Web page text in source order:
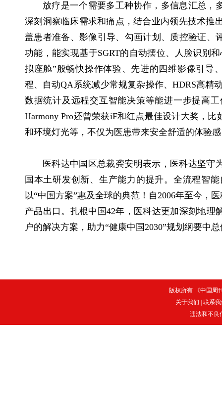
放疗是一个需要多工种协作，多信息汇总，
深刻洞察临床需求和痛点，结合业内领先技术推
盖患者准备、影像引导、勾画计划、质控验证、
功能，能实现基于SGRT的自动摆位、人脸识别
拟座舱”般畅快操作体验、先进的四维影像引导
程、自动QA系统减少常规复杂操作、HDRS高精
数据统计及远程交互智能决策等能进一步提高
Harmony Pro还曾荣获iF和红点最佳设计大奖，
和环境灯光等，不仅为医患带来安全舒适的体验
医科达中国区总裁龚安明表示，医科达坚
国本土研发创新、生产能力的提升。全流程智
以“中国方案”惠及全球的典范！自2006年至今，
产品出口。扎根中国42年，医科达更加深刻地
户的解决方案，助力“健康中国2030”规划纲要中
版权所有 《中国周
关于我们
联系
违法和不良